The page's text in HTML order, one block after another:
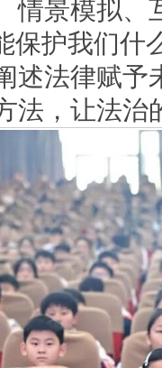
情景模拟、
保护我们什
述法律赋予
法，让法治